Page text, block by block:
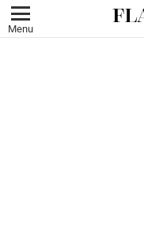
Menu